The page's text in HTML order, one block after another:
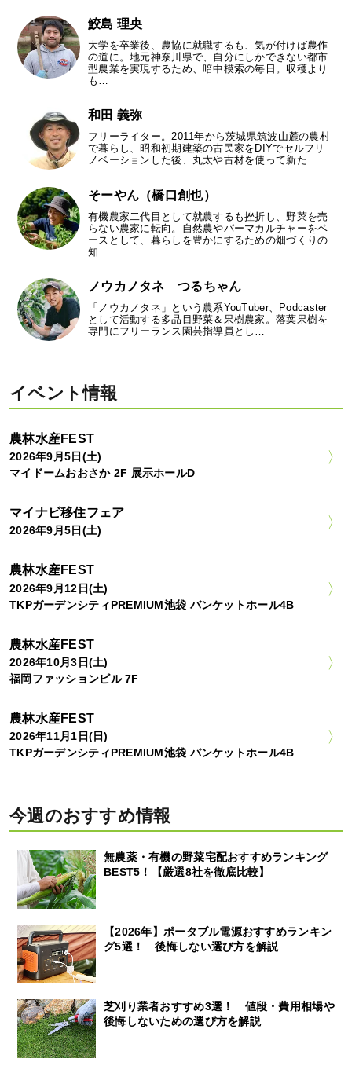
鮫島 理央
大学を卒業後、農協に就職するも、気が付けば農作
の道に。地元神奈川県で、自分にしかできない都市
型農業を実現するため、暗中模索の毎日。収穫より
も…
和田 義弥
フリーライター。2011年から茨城県筑波山麓の農村
で暮らし、昭和初期建築の古民家をDIYでセルフリ
ノベーションした後、丸太や古材を使って新た…
そーやん（橋口創也）
有機農家二代目として就農するも挫折し、野菜を売
らない農家に転向。自然農やパーマカルチャーをベ
ースとして、暮らしを豊かにするための畑づくりの
知…
ノウカノタネ つるちゃん
「ノウカノタネ」という農系YouTuber、Podcaster
として活動する多品目野菜＆果樹農家。落葉果樹を
専門にフリーランス園芸指導員とし…
イベント情報
農林水産FEST
2026年9月5日(土)
マイドームおおさか 2F 展示ホールD
マイナビ移住フェア
2026年9月5日(土)
農林水産FEST
2026年9月12日(土)
TKPガーデンシティPREMIUM池袋 バンケットホール4B
農林水産FEST
2026年10月3日(土)
福岡ファッションビル 7F
農林水産FEST
2026年11月1日(日)
TKPガーデンシティPREMIUM池袋 バンケットホール4B
今週のおすすめ情報
無農薬・有機の野菜宅配おすすめランキング
BEST5！【厳選8社を徹底比較】
【2026年】ポータブル電源おすすめランキン
グ5選！ 後悔しない選び方を解説
芝刈り業者おすすめ3選！ 値段・費用相場や
後悔しないための選び方を解説